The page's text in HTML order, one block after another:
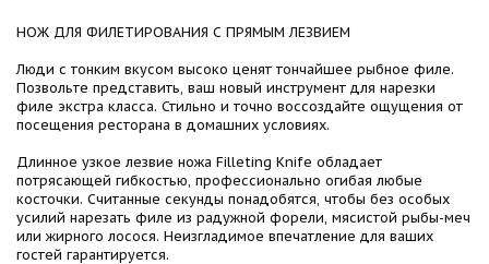
НОЖ ДЛЯ ФИЛЕТИРОВАНИЯ С ПРЯМЫМ ЛЕЗВИЕМ
Люди с тонким вкусом высоко ценят тончайшее рыбное филе.
Позвольте представить, ваш новый инструмент для нарезки
филе экстра класса. Стильно и точно воссоздайте ощущения от
посещения ресторана в домашних условиях.
Длинное узкое лезвие ножа Filleting Knife обладает
потрясающей гибкостью, профессионально огибая любые
косточки. Считанные секунды понадобятся, чтобы без особых
усилий нарезать филе из радужной форели, мясистой рыбы-меч
или жирного лосося. Неизгладимое впечатление для ваших
гостей гарантируется.